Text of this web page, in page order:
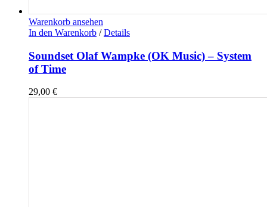
Warenkorb ansehen
In den Warenkorb / Details
Soundset Olaf Wampke (OK Music) – System
of Time
29,00 €